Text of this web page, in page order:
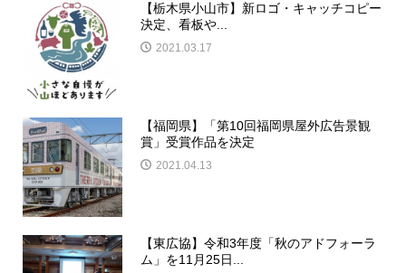
【栃木県小山市】新ロゴ・キャッチコピー
決定、看板や...
2021.03.17
【福岡県】「第10回福岡県屋外広告景観
賞」受賞作品を決定
2021.04.13
【東広協】令和3年度「秋のアドフォーラ
ム」を11月25日...